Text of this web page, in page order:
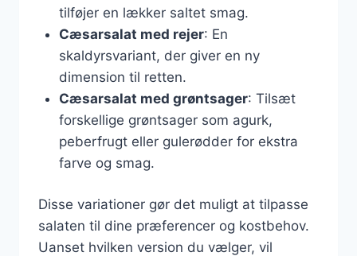
tilføjer en lækker saltet smag.
Cæsarsalat med rejer: En
skaldyrsvariant, der giver en ny
dimension til retten.
Cæsarsalat med grøntsager: Tilsæt
forskellige grøntsager som agurk,
peberfrugt eller gulerødder for ekstra
farve og smag.
Disse variationer gør det muligt at tilpasse
salaten til dine præferencer og kostbehov.
Uanset hvilken version du vælger, vil